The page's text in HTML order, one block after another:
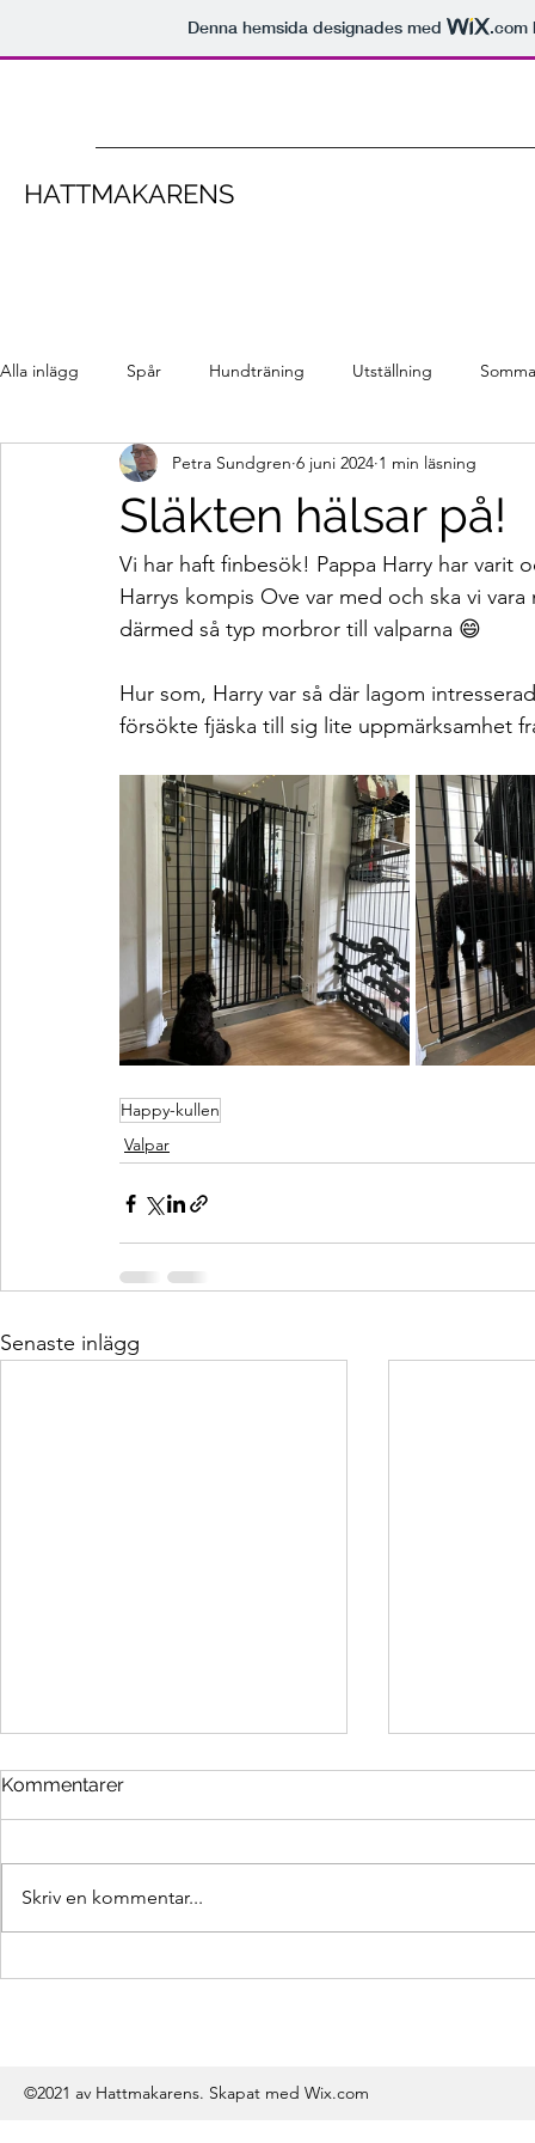
Denna hemsida designades med .com
HATTMAKARENS
Alla inlägg Spår Hundträning Utställning
Släkten hälsar på!
Petra Sundgren 6 juni 2024 1 min läsning
Vi har haft finbesök! Pappa Harry har varit
Harrys kompis Ove var med och ska vi
därmed så typ morbror till valparna 😄
Hur som, Harry var så där lagom
försökte fjäska till sig lite uppmärksamhet
Happy-kullen
Valpar
Senaste inlägg
Redan 7 veckor
Kommentarer
Skriv en kommentar...
©2021 av Hattmakarens. Skapat med Wix.com